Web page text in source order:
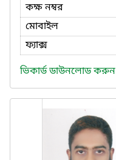
কক্ষ নম্বর
মোবাইল
ফ্যাক্স
ভিকার্ড ডাউনলোড করুন